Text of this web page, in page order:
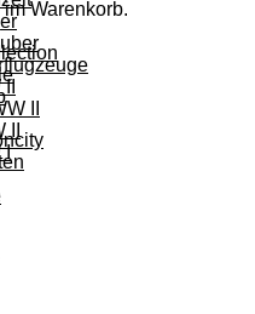
II
I
Warenkorb.